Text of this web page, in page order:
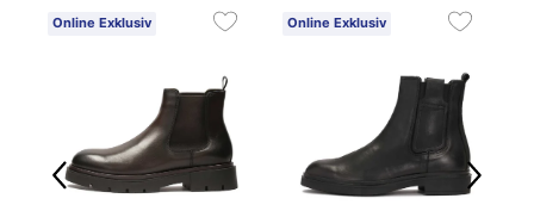
Online Exklusiv Online Exklusiv